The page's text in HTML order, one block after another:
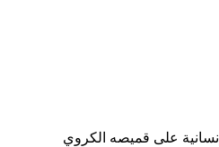
على قميصه الكروي